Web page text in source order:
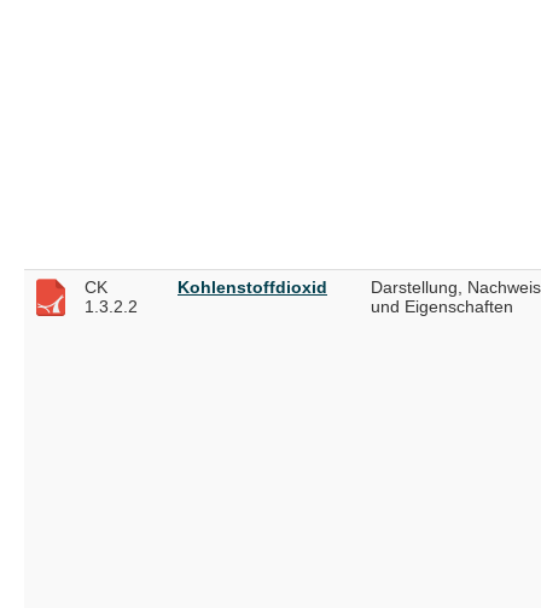
CK
1.3.2.2
Kohlenstoffdioxid
Darstellung, Nachweis
und Eigenschaften